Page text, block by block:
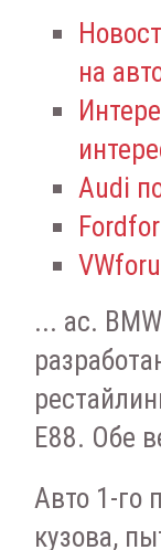
на
Audi
... ас.
E88. Обе
Авто 1-го
кузова,